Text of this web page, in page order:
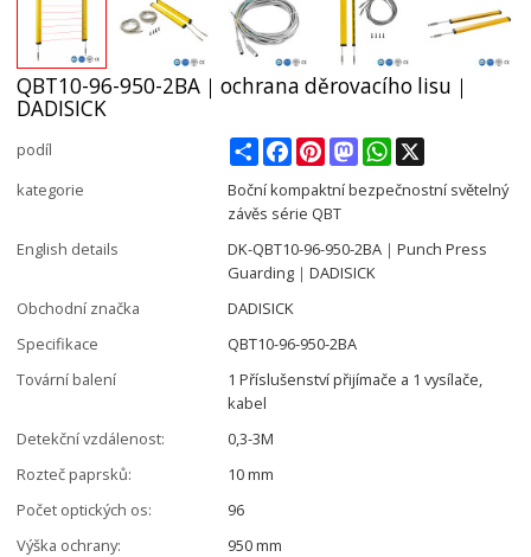
QBT10-96-950-2BA｜ochrana děrovacího lisu｜
DADISICK
podíl ShareFacebookPinterestMastodonWhatsApp
kategorie
Boční kompaktní bezpečnostní světelný
závěs série QBT
English details
DK-QBT10-96-950-2BA｜Punch Press
Guarding｜DADISICK
Obchodní značka
DADISICK
Specifikace
QBT10-96-950-2BA
Tovární balení
1 Příslušenství přijímače a 1 vysílače,
kabel
Detekční vzdálenost:
0,3-3M
Rozteč paprsků:
10 mm
Počet optických os:
96
Výška ochrany:
950 mm